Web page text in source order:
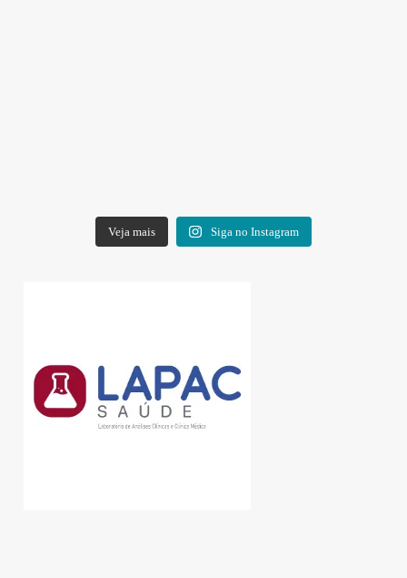
Veja mais Siga no Instagram